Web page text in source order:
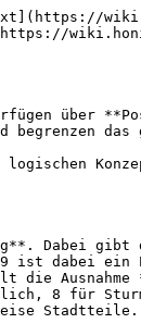
über
das
logischen
Dabei
dabei ein
die
8 für